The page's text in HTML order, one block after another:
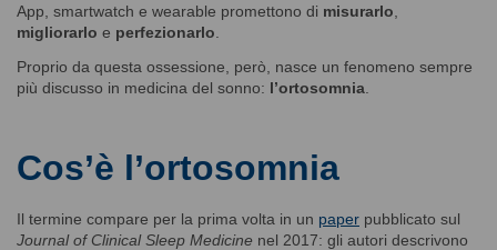
App, smartwatch e wearable promettono di misurarlo
migliorarlo e perfezionarlo
Proprio da questa ossessione, però, nasce un fenomeno sempre
più discusso in medicina del sonno: l’ortosomnia
Cos’è l’ortosomnia
Il termine compare per la prima volta in un paper pubblicato sul
Journal of Clinical Sleep Medicine nel 2017: gli autori descrivono